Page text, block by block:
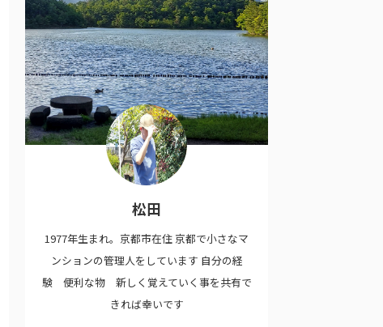
松田
1977年生まれ。京都市在住 京都で小さなマ
ンションの管理人をしています 自分の経
験 便利な物 新しく覚えていく事を共有で
きれば幸いです